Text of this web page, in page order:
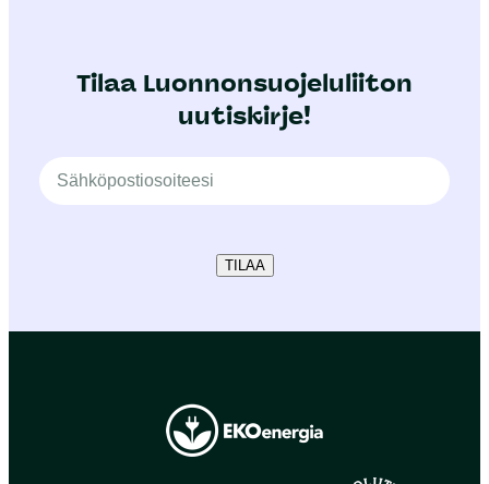
Tilaa Luonnonsuojeluliiton
uutiskirje!
TILAA